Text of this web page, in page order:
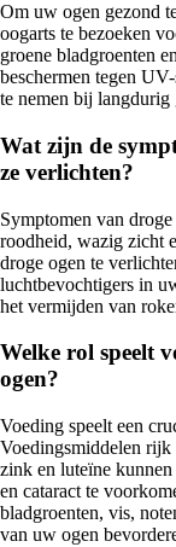
Om uw ogen gezond
oogarts te bezoeken
groene bladgroenten
beschermen tegen
te nemen bij langdurig
Wat zijn de
ze verlichten?
Symptomen van
roodheid, wazig zicht
droge ogen te
luchtbevochtigers in
het vermijden van
Welke rol speelt
ogen?
Voeding speelt een
Voedingsmiddelen rijk
zink en luteïne
en cataract te
bladgroenten, vis,
van uw ogen